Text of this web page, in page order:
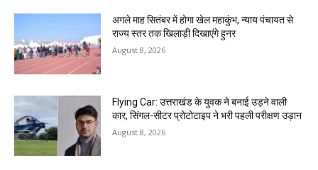
अगले माह सितंबर में होगा खेल महाकुंभ, न्याय पंचायत से
राज्य स्तर तक खिलाड़ी दिखाएंगे हुनर
August 8, 2026
Flying Car: उत्तराखंड के युवक ने बनाई उड़ने वाली
कार, सिंगल-सीटर प्रोटोटाइप ने भरी पहली परीक्षण उड़ान
August 8, 2026